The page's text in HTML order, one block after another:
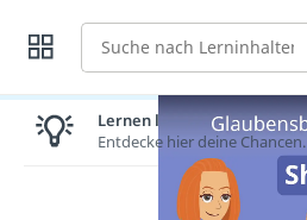
Suche
Lernen lohnt sich!
Entdecke hier deine Chancen.